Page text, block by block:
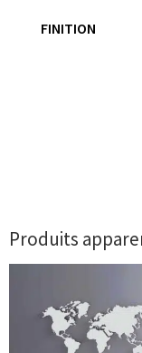
FINITION
Produits